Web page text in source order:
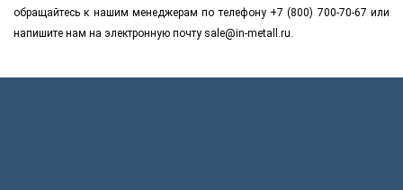
обращайтесь к нашим менеджерам по телефону +7 (800) 700-70-67 или
напишите нам на электронную почту sale@in-metall.ru.